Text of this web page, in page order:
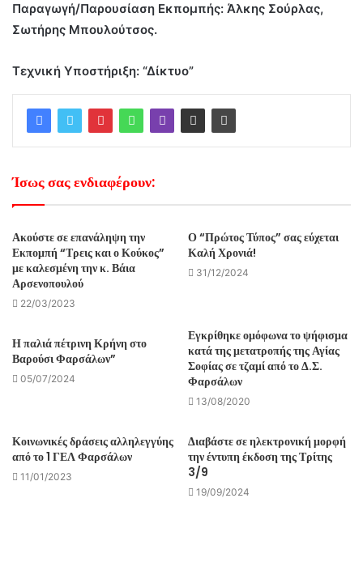
Παραγωγή/Παρουσίαση Εκπομπής: Άλκης Σούρλας,
Σωτήρης Μπουλούτσος.
Τεχνική Υποστήριξη: “Δίκτυο”
Ίσως σας ενδιαφέρουν:
Ακούστε σε επανάληψη την
Εκπομπή “Τρεις και ο Κούκος”
με καλεσμένη την κ. Βάια
Αρσενοπουλού
22/03/2023
Ο “Πρώτος Τύπος” σας εύχεται
Καλή Χρονιά!
31/12/2024
Η παλιά πέτρινη Κρήνη στο
Βαρούσι Φαρσάλων”
05/07/2024
Εγκρίθηκε ομόφωνα το ψήφισμα
κατά της μετατροπής της Αγίας
Σοφίας σε τζαμί από το Δ.Σ.
Φαρσάλων
13/08/2020
Κοινωνικές δράσεις αλληλεγγύης
από το 1 ΓΕΛ Φαρσάλων
11/01/2023
Διαβάστε σε ηλεκτρονική μορφή
την έντυπη έκδοση της Τρίτης
3/9
19/09/2024